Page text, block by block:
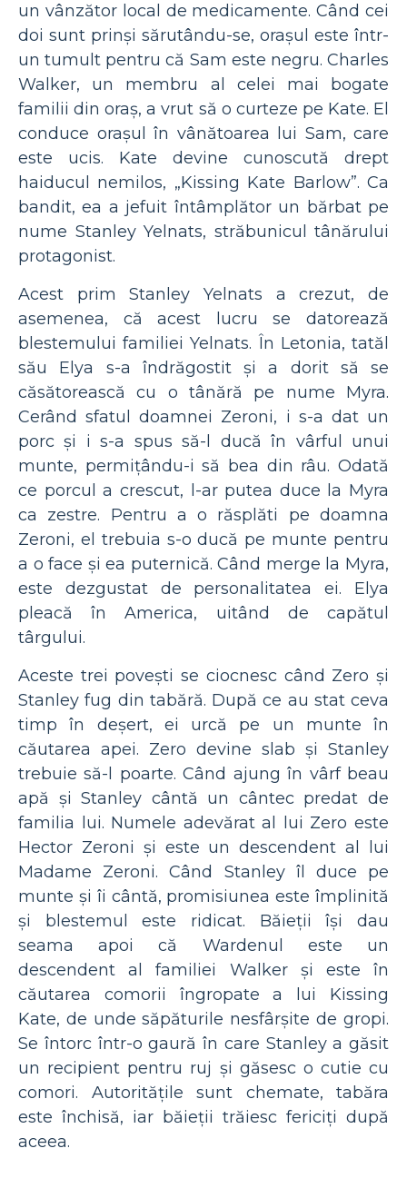
un vânzător local de medicamente. Când cei
doi sunt prinși sărutându-se, orașul este într-
un tumult pentru că Sam este negru. Charles
Walker, un membru al celei mai bogate
familii din oraș, a vrut să o curteze pe Kate. El
conduce orașul în vânătoarea lui Sam, care
este ucis. Kate devine cunoscută drept
haiducul nemilos, „Kissing Kate Barlow”. Ca
bandit, ea a jefuit întâmplător un bărbat pe
nume Stanley Yelnats, străbunicul tânărului
protagonist.
Acest prim Stanley Yelnats a crezut, de
asemenea, că acest lucru se datorează
blestemului familiei Yelnats. În Letonia, tatăl
său Elya s-a îndrăgostit și a dorit să se
căsătorească cu o tânără pe nume Myra.
Cerând sfatul doamnei Zeroni, i s-a dat un
porc și i s-a spus să-l ducă în vârful unui
munte, permițându-i să bea din râu. Odată
ce porcul a crescut, l-ar putea duce la Myra
ca zestre. Pentru a o răsplăti pe doamna
Zeroni, el trebuia s-o ducă pe munte pentru
a o face și ea puternică. Când merge la Myra,
este dezgustat de personalitatea ei. Elya
pleacă în America, uitând de capătul
târgului.
Aceste trei povești se ciocnesc când Zero și
Stanley fug din tabără. După ce au stat ceva
timp în deșert, ei urcă pe un munte în
căutarea apei. Zero devine slab și Stanley
trebuie să-l poarte. Când ajung în vârf beau
apă și Stanley cântă un cântec predat de
familia lui. Numele adevărat al lui Zero este
Hector Zeroni și este un descendent al lui
Madame Zeroni. Când Stanley îl duce pe
munte și îi cântă, promisiunea este împlinită
și blestemul este ridicat. Băieții își dau
seama apoi că Wardenul este un
descendent al familiei Walker și este în
căutarea comorii îngropate a lui Kissing
Kate, de unde săpăturile nesfârșite de gropi.
Se întorc într-o gaură în care Stanley a găsit
un recipient pentru ruj și găsesc o cutie cu
comori. Autoritățile sunt chemate, tabăra
este închisă, iar băieții trăiesc fericiți după
aceea.